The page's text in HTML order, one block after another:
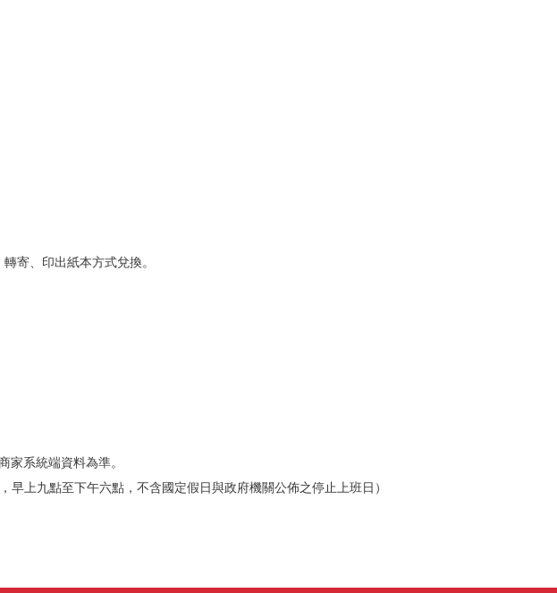
寄、印出紙本方式兌換。
家系統端資料為準。
上九點至下午六點，不含國定假日與政府機關公佈之停止上班日）